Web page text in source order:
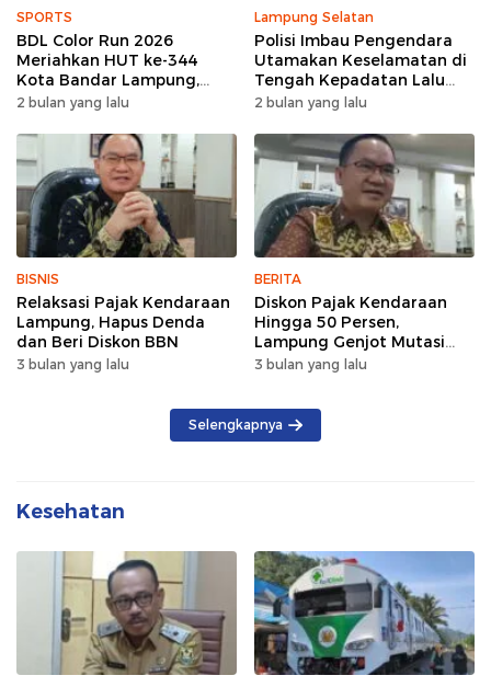
SPORTS
BDL Color Run 2026
Meriahkan HUT ke-344
Kota Bandar Lampung,
Wujud Semangat Sehat
2 bulan yang lalu
Lampung Selatan
Polisi Imbau Pengendara
Utamakan Keselamatan di
Tengah Kepadatan Lalu
Lintas Pagi Hari
2 bulan yang lalu
BISNIS
Relaksasi Pajak Kendaraan
Lampung, Hapus Denda
dan Beri Diskon BBN
3 bulan yang lalu
BERITA
Diskon Pajak Kendaraan
Hingga 50 Persen,
Lampung Genjot Mutasi
Kendaraan Luar Daerah
3 bulan yang lalu
Selengkapnya
Kesehatan